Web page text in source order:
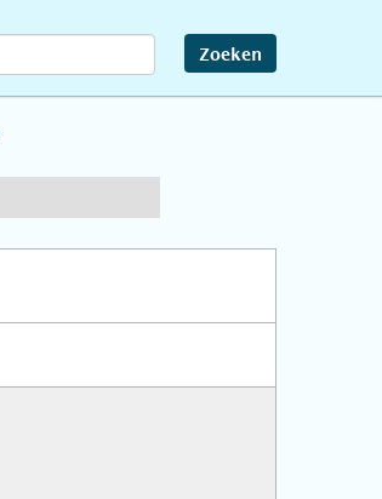
Zoeken